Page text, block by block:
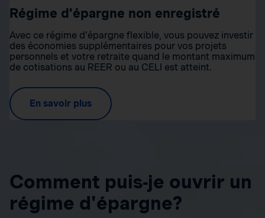
Régime d’épargne non enregistré
Avec ce régime d’épargne flexible, vous pouvez investir
des économies supplémentaires pour vos projets
personnels et votre retraite quand le montant maximum
de cotisations au REER ou au CELI est atteint.
En savoir plus
Comment puis-je ouvrir un
régime d'épargne?